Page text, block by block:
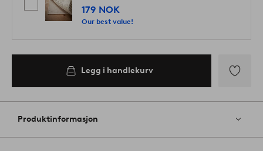
179 NOK
Our best value!
Legg i handlekurv
til
Produktinformasjon